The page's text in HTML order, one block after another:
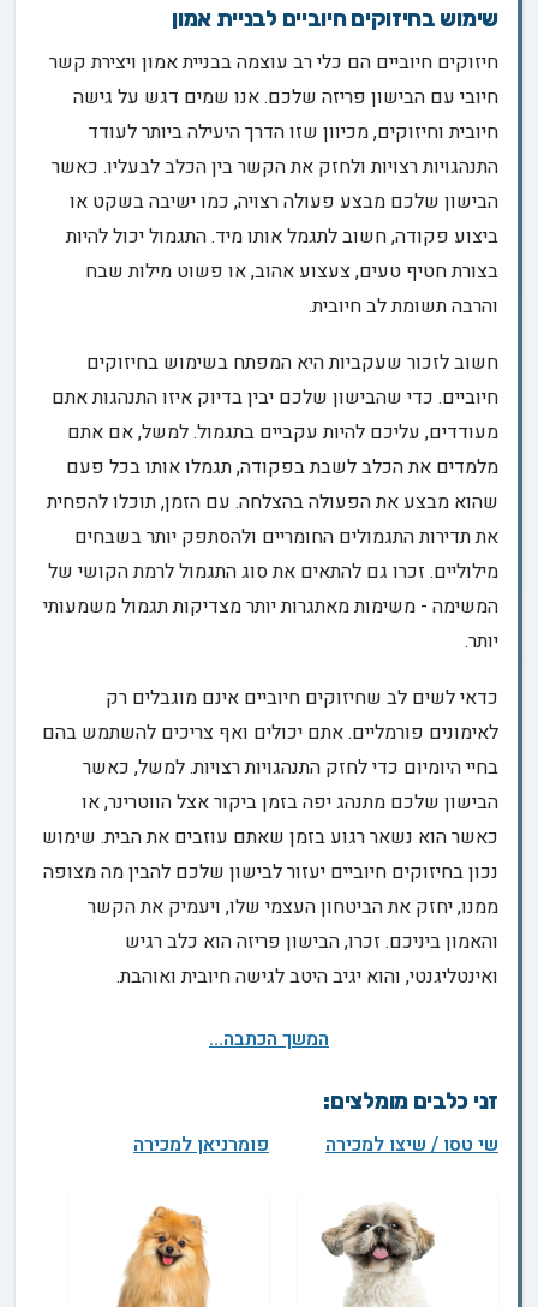
שימוש בחיזוקים חיוביים לבניית אמון
חיזוקים חיוביים הם כלי רב עוצמה בבניית אמון ויצירת קשר
חיובי עם הבישון פריזה שלכם. אנו שמים דגש על גישה
חיובית וחיזוקים, מכיוון שזו הדרך היעילה ביותר לעודד
התנהגויות רצויות ולחזק את הקשר בין הכלב לבעליו. כאשר
הבישון שלכם מבצע פעולה רצויה, כמו ישיבה בשקט או
ביצוע פקודה, חשוב לתגמל אותו מיד. התגמול יכול להיות
בצורת חטיף טעים, צעצוע אהוב, או פשוט מילות שבח
והרבה תשומת לב חיובית.
חשוב לזכור שעקביות היא המפתח בשימוש בחיזוקים
חיוביים. כדי שהבישון שלכם יבין בדיוק איזו התנהגות אתם
מעודדים, עליכם להיות עקביים בתגמול. למשל, אם אתם
מלמדים את הכלב לשבת בפקודה, תגמלו אותו בכל פעם
שהוא מבצע את הפעולה בהצלחה. עם הזמן, תוכלו להפחית
את תדירות התגמולים החומריים ולהסתפק יותר בשבחים
מילוליים. זכרו גם להתאים את סוג התגמול לרמת הקושי של
המשימה - משימות מאתגרות יותר מצדיקות תגמול משמעותי
יותר.
כדאי לשים לב שחיזוקים חיוביים אינם מוגבלים רק
לאימונים פורמליים. אתם יכולים ואף צריכים להשתמש בהם
בחיי היומיום כדי לחזק התנהגויות רצויות. למשל, כאשר
הבישון שלכם מתנהג יפה בזמן ביקור אצל הווטרינר, או
כאשר הוא נשאר רגוע בזמן שאתם עוזבים את הבית. שימוש
נכון בחיזוקים חיוביים יעזור לבישון שלכם להבין מה מצופה
ממנו, יחזק את הביטחון העצמי שלו, ויעמיק את הקשר
והאמון ביניכם. זכרו, הבישון פריזה הוא כלב רגיש
ואינטליגנטי, והוא יגיב היטב לגישה חיובית ואוהבת.
המשך הכתבה...
זני כלבים מומלצים:
שי טסו / שיצו למכירה פומרניאן למכירה